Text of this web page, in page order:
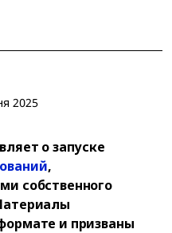
2025
о запуске
,
собственного
и призваны